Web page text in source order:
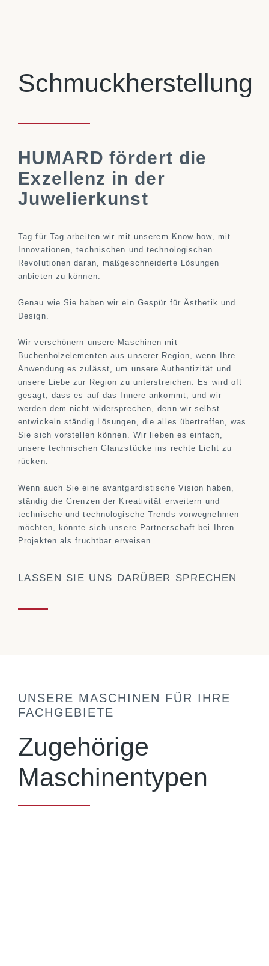
Schmuckherstellung
HUMARD fördert die
Exzellenz in der
Juwelierkunst
Tag für Tag arbeiten wir mit unserem Know-how, mit
Innovationen, technischen und technologischen
Revolutionen daran, maßgeschneiderte Lösungen
anbieten zu können.
Genau wie Sie haben wir ein Gespür für Ästhetik und
Design.
Wir verschönern unsere Maschinen mit
Buchenholzelementen aus unserer Region, wenn Ihre
Anwendung es zulässt, um unsere Authentizität und
unsere Liebe zur Region zu unterstreichen. Es wird oft
gesagt, dass es auf das Innere ankommt, und wir
werden dem nicht widersprechen, denn wir selbst
entwickeln ständig Lösungen, die alles übertreffen, was
Sie sich vorstellen können. Wir lieben es einfach,
unsere technischen Glanzstücke ins rechte Licht zu
rücken.
Wenn auch Sie eine avantgardistische Vision haben,
ständig die Grenzen der Kreativität erweitern und
technische und technologische Trends vorwegnehmen
möchten, könnte sich unsere Partnerschaft bei Ihren
Projekten als fruchtbar erweisen.
LASSEN SIE UNS DARÜBER SPRECHEN
UNSERE MASCHINEN FÜR IHRE
FACHGEBIETE
Zugehörige
Maschinentypen